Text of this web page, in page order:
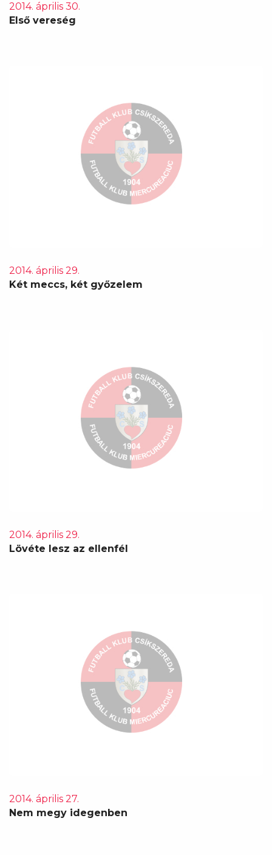
2014. április 30.
Első vereség
2014. április 29.
Két meccs, két győzelem
2014. április 29.
Lövéte lesz az ellenfél
2014. április 27.
Nem megy idegenben